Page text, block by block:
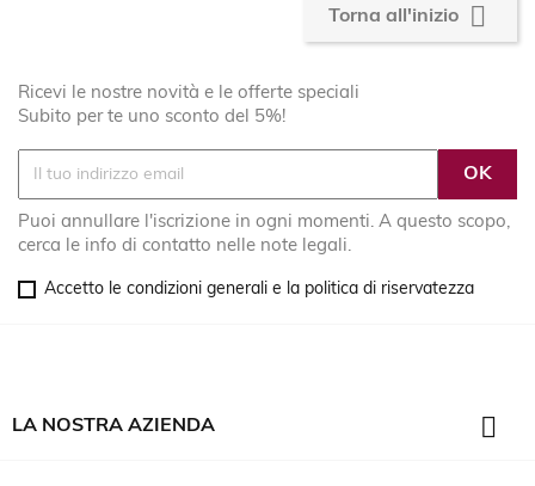
Torna all'inizio 
Ricevi le nostre novità e le offerte speciali
Subito per te uno sconto del 5%!
Puoi annullare l'iscrizione in ogni momenti. A questo scopo,
cerca le info di contatto nelle note legali.
Accetto le condizioni generali e la politica di riservatezza
LA NOSTRA AZIENDA 